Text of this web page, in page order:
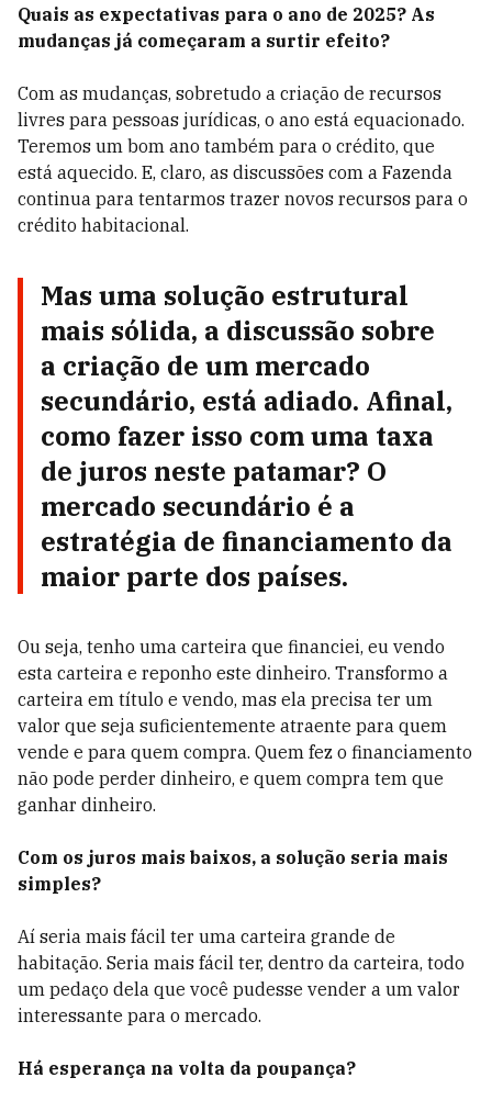
Quais as expectativas para o ano de 2025? As
mudanças já começaram a surtir efeito?
Com as mudanças, sobretudo a criação de recursos
livres para pessoas jurídicas, o ano está equacionado.
Teremos um bom ano também para o crédito, que
está aquecido. E, claro, as discussões com a Fazenda
continua para tentarmos trazer novos recursos para o
crédito habitacional.
Mas uma solução estrutural
mais sólida, a discussão sobre
a criação de um mercado
secundário, está adiado. Afinal,
como fazer isso com uma taxa
de juros neste patamar? O
mercado secundário é a
estratégia de financiamento da
maior parte dos países.
Ou seja, tenho uma carteira que financiei, eu vendo
esta carteira e reponho este dinheiro. Transformo a
carteira em título e vendo, mas ela precisa ter um
valor que seja suficientemente atraente para quem
vende e para quem compra. Quem fez o financiamento
não pode perder dinheiro, e quem compra tem que
ganhar dinheiro.
Com os juros mais baixos, a solução seria mais
simples?
Aí seria mais fácil ter uma carteira grande de
habitação. Seria mais fácil ter, dentro da carteira, todo
um pedaço dela que você pudesse vender a um valor
interessante para o mercado.
Há esperança na volta da poupança?